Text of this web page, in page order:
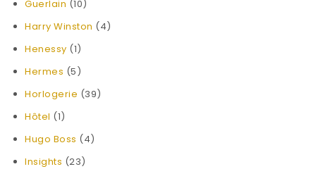
Guerlain (10)
Harry Winston (4)
Henessy (1)
Hermes (5)
Horlogerie (39)
Hôtel (1)
Hugo Boss (4)
Insights (23)